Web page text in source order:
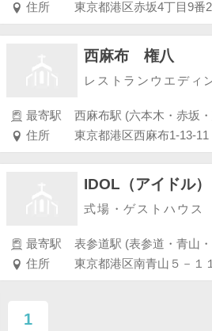
住所
東京都港区赤坂4丁目9番
西麻布 権八
レストランウエディ
最寄駅
住所
東京都港区西麻布1-13-11
IDOL（アイドル）
式場・ゲストハウス
最寄駅
表参道駅 (表参道・青山
住所
1